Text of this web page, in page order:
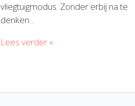
vliegtuigmodus. Zonder erbij na te
denken…
Lees verder »